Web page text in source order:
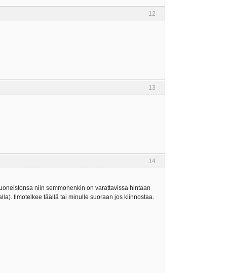
12
13
14
niin semmonenkin on varattavissa hintaan
Ilmotelkee täällä tai minulle suoraan jos kiinnostaa.